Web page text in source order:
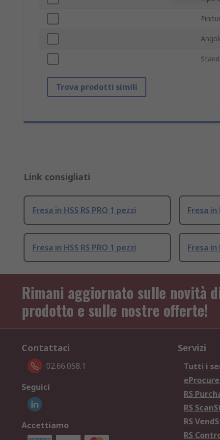
Trova prodotti simili
Link consigliati
Fresa in HSS RS PRO 1 pezzi Fresa in
Fresa in HSS RS PRO 1 pezzi Fresa in
Rimani aggiornato sulle novità
prodotto e sulle nostre offerte!
Contattaci
02.66.058.1
Seguici
Accettiamo
Servizi
Tutti i
RS
RS
RS
RS